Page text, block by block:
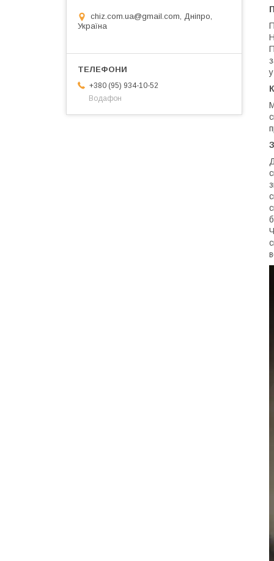
chiz.com.ua@gmail.com, Дніпро,
Україна
+380 (95) 934-10-52
Водафон